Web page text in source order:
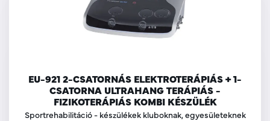
EU-921 2-CSATORNÁS ELEKTROTERÁPIÁS + 1-
CSATORNA ULTRAHANG TERÁPIÁS -
FIZIKOTERÁPIÁS KOMBI KÉSZÜLÉK
Sportrehabilitáció - készülékek kluboknak, egyesületeknek